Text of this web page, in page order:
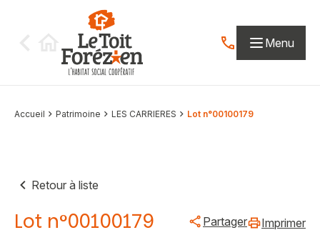
Contactez-nous
Menu
Accueil Patrimoine LES CARRIERES Lot n°00100179
Retour à liste
Lot n°00100179 Partager Imprimer